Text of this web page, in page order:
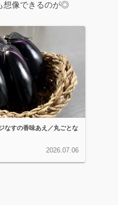
想像できるのが◎
なすの香味あえ／丸ごとな
2026.07.06